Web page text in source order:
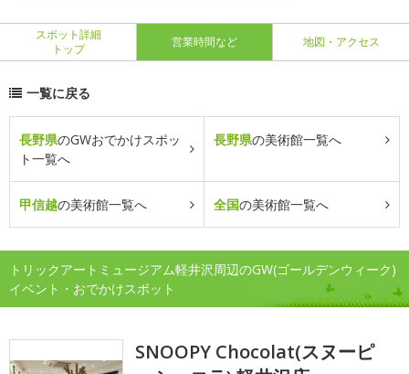
スポット詳細
トップ
営業時間など 地図・アクセス
一覧に戻る
長野県のGWおでかけスポッ
ト一覧へ
長野県の美術館一覧へ
甲信越の美術館一覧へ 全国の美術館一覧へ
トリックアートミュージアム軽井沢周辺のGW(ゴールデンウィーク)
イベント・おでかけスポット
SNOOPY Chocolat(スヌーピ